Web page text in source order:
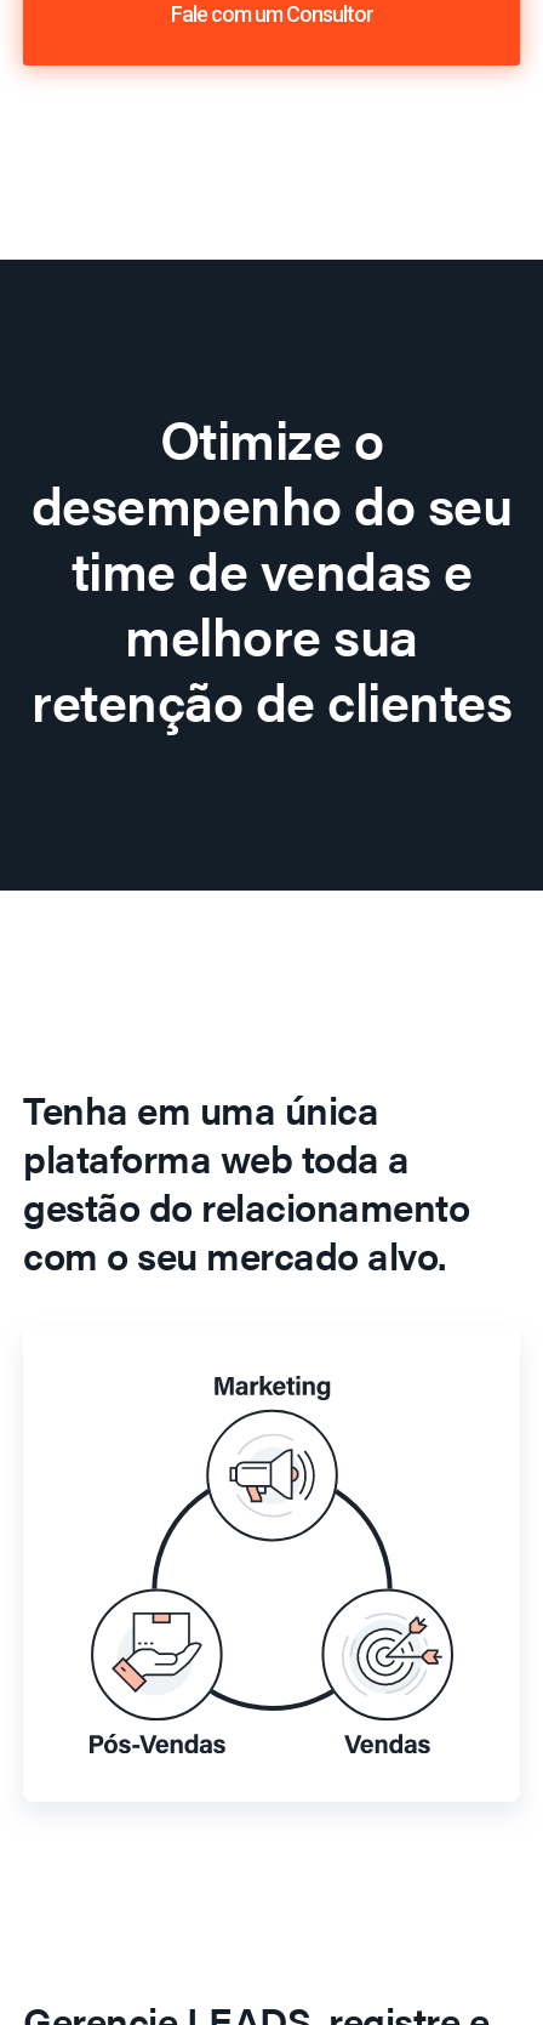
Fale com um Consultor
Otimize o
desempenho do seu
time de vendas e
melhore sua
retenção de clientes
Tenha em uma única
plataforma web toda a
gestão do relacionamento
com o seu mercado alvo.